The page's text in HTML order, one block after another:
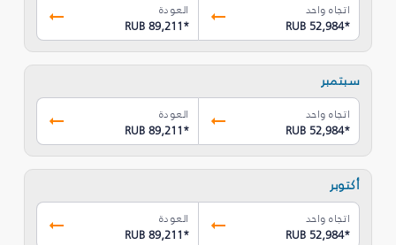
اتجاه واحد
RUB 52,984*
العودة
RUB 89,211*
سبتمبر
اتجاه واحد
RUB 52,984*
العودة
RUB 89,211*
أكتوبر
اتجاه واحد
RUB 52,984*
العودة
RUB 89,211*